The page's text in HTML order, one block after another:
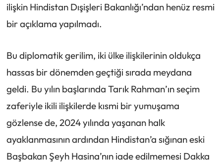
ilişkin Hindistan Dışişleri Bakanlığı’ndan henüz resmi
bir açıklama yapılmadı.
Bu diplomatik gerilim, iki ülke ilişkilerinin oldukça
hassas bir dönemden geçtiği sırada meydana
geldi. Bu yılın başlarında Tarık Rahman’ın seçim
zaferiyle ikili ilişkilerde kısmi bir yumuşama
gözlense de, 2024 yılında yaşanan halk
ayaklanmasının ardından Hindistan’a sığınan eski
Başbakan Şeyh Hasina’nın iade edilmemesi Dakka